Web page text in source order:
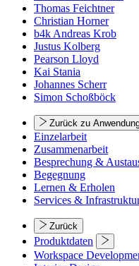
Thomas Feichtner
Christian Horner
b4k Andreas Krob
Justus Kolberg
Pearson Lloyd
Kai Stania
Johannes Scherr
Simon Schoßböck
Zurück zu
Einzelarbeit
Zusammenarbeit
Besprechung &
Begegnung
Lernen & Erholen
Services &
Zurück
Produktdaten
Workspace